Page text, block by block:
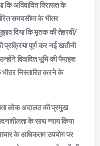
कि अविवादित विरासत के
समयसीमा के भीतर
दिया कि मृतक की तेहरवीं/
प्रक्रिया पूर्ण कर नई खतौनी
विवादित भूमि की पैमाइश
निस्तारित करने के
लोक अदालत की प्रमुख
के साथ न्याय किया
के अधिकतम उपयोग पर